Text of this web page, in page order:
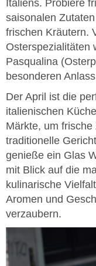
Italiens. Probiere
saisonalen
frischen Kräutern.
Osterspezialitäten
Pasqualina
besonderen
Der April ist die
italienischen
Märkte, um
traditionelle
genieße ein Glas
mit Blick auf die
kulinarische
Aromen und
verzaubern.